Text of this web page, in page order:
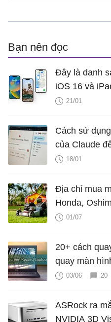
Bạn nên đọc
Đây là danh
iOS 16 và
21/01
Cách sử
của Claude
18/01
Địa chỉ mua
Honda,
HCM
01/07
20+ cách
quay màn
03/06 20
ASRock ra
NVIDIA 3D